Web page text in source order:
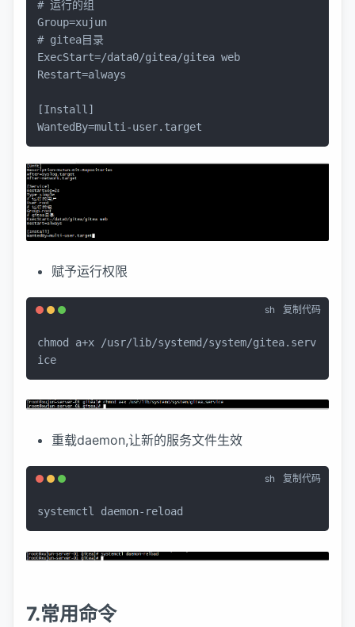
# 运行的组
# gitea目录
ExecStart=/data0/gitea/gitea web
Restart=always
[Install]
WantedBy=multi-user.target
赋予运行权限
sh 复制代码
chmod
a+x /usr/lib/systemd/system/gitea.serv
ice
重载daemon,让新的服务文件生效
sh 复制代码
systemctl daemon-reload
7.常用命令